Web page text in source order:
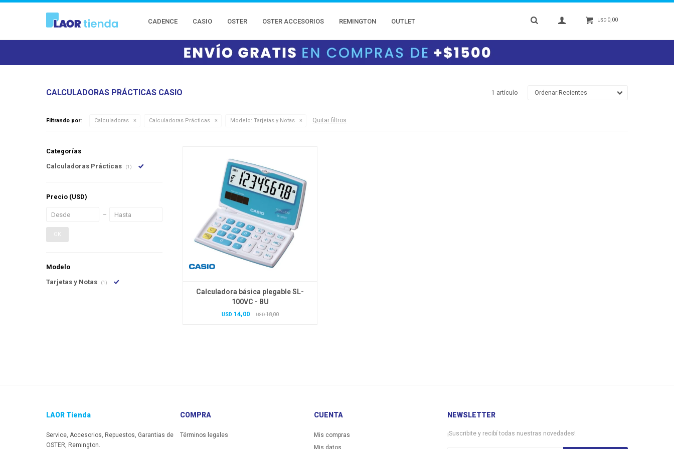
CADENCE CASIO OSTER OSTER ACCESORIOS REMINGTON OUTLET USD 0,00
CALCULADORAS PRÁCTICAS CASIO 1 artículo Recientes
Filtrando por: Calculadoras Calculadoras Prácticas Modelo: Tarjetas y Notas Quitar filtros
Calculadora básica plegable SL-
100VC - BU
USD 14,00 USD 18,00
Categorías
Calculadoras Prácticas
(1)
Precio (USD)
OK
Modelo
Tarjetas y Notas
(1)
LAOR Tienda
Service, Accesorios, Repuestos, Garantias de
OSTER, Remington.
COMPRA
Términos legales
CUENTA
Mis compras
NEWSLETTER
¡Suscribite y recibí todas nuestras novedades!